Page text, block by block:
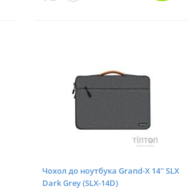
Чохол до ноутбука Grand-X 14'' SLX
Dark Grey (SLX-14D)